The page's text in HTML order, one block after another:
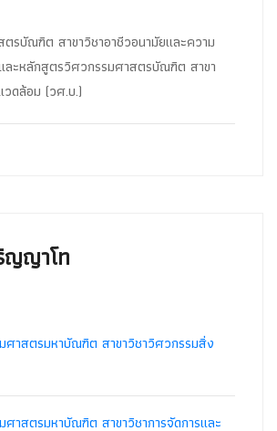
รบัณฑิต สาขาวิชาอาชีวอนามัยและความ
ละหลักสูตรวิศวกรรมศาสตรบัณฑิต สาขา
ดล้อม (วศ.บ.)
ญญาโท
าสตรมหาบัณฑิต สาขาวิชาวิศวกรรมสิ่ง
าสตรมหาบัณฑิต สาขาวิชาการจัดการและ